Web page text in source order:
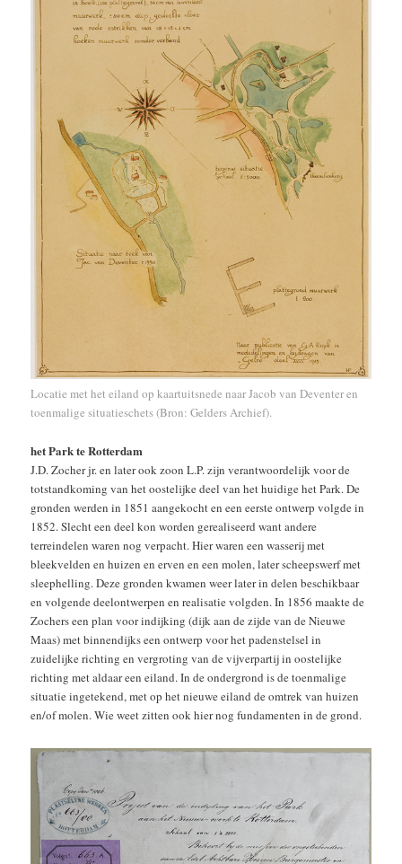
Locatie met het eiland op kaartuitsnede naar Jacob van Deventer en
toenmalige situatieschets (Bron: Gelders Archief).
het Park te Rotterdam
J.D. Zocher jr. en later ook zoon L.P. zijn verantwoordelijk voor de
totstandkoming van het oostelijke deel van het huidige het Park. De
gronden werden in 1851 aangekocht en een eerste ontwerp volgde in
1852. Slecht een deel kon worden gerealiseerd want andere
terreindelen waren nog verpacht. Hier waren een wasserij met
bleekvelden en huizen en erven en een molen, later scheepswerf met
sleephelling. Deze gronden kwamen weer later in delen beschikbaar
en volgende deelontwerpen en realisatie volgden. In 1856 maakte de
Zochers een plan voor indijking (dijk aan de zijde van de Nieuwe
Maas) met binnendijks een ontwerp voor het padenstelsel in
zuidelijke richting en vergroting van de vijverpartij in oostelijke
richting met aldaar een eiland. In de ondergrond is de toenmalige
situatie ingetekend, met op het nieuwe eiland de omtrek van huizen
en/of molen. Wie weet zitten ook hier nog fundamenten in de grond.